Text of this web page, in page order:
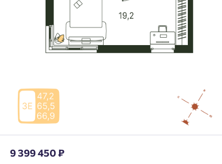
9 399 450 ₽